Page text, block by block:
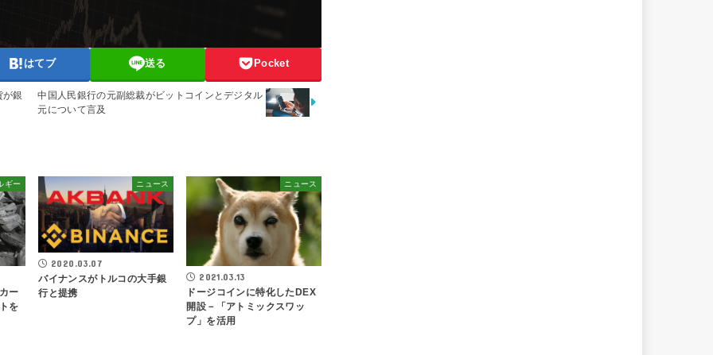
はてブ 送る Pocket
が銀
中国人民銀行の元副総裁がビットコインとデジタル
元について言及
ギー
ー
を
ニュース
2020.03.07
バイナンスがトルコの大手銀
行と提携
ニュース
2021.03.13
ドージコインに特化したDEX
開設－「アトミックスワッ
プ」を活用